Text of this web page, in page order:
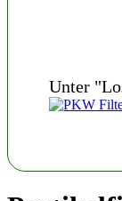
Unter